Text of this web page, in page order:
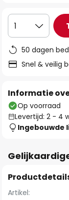
gallerij
1
50 dagen
Snel & veilig
Informatie
Op voorraad
Levertijd: 2 - 4
Ingebouwde
Artikel: